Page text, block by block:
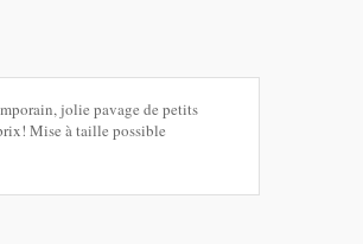
jolie pavage de petits
Mise à taille possible